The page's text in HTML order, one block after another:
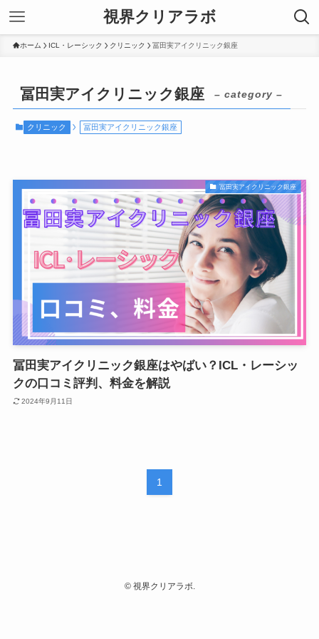
視界クリアラボ
ホーム ICL・レーシック クリニック 冨田実アイクリニック銀座
冨田実アイクリニック銀座 – category –
クリニック 冨田実アイクリニック銀座
冨田実アイクリニック銀座
冨田実アイクリニック銀座はやばい？ICL・レーシッ
クの口コミ評判、料金を解説
2024年9月11日
1
©視界クリアラボ.